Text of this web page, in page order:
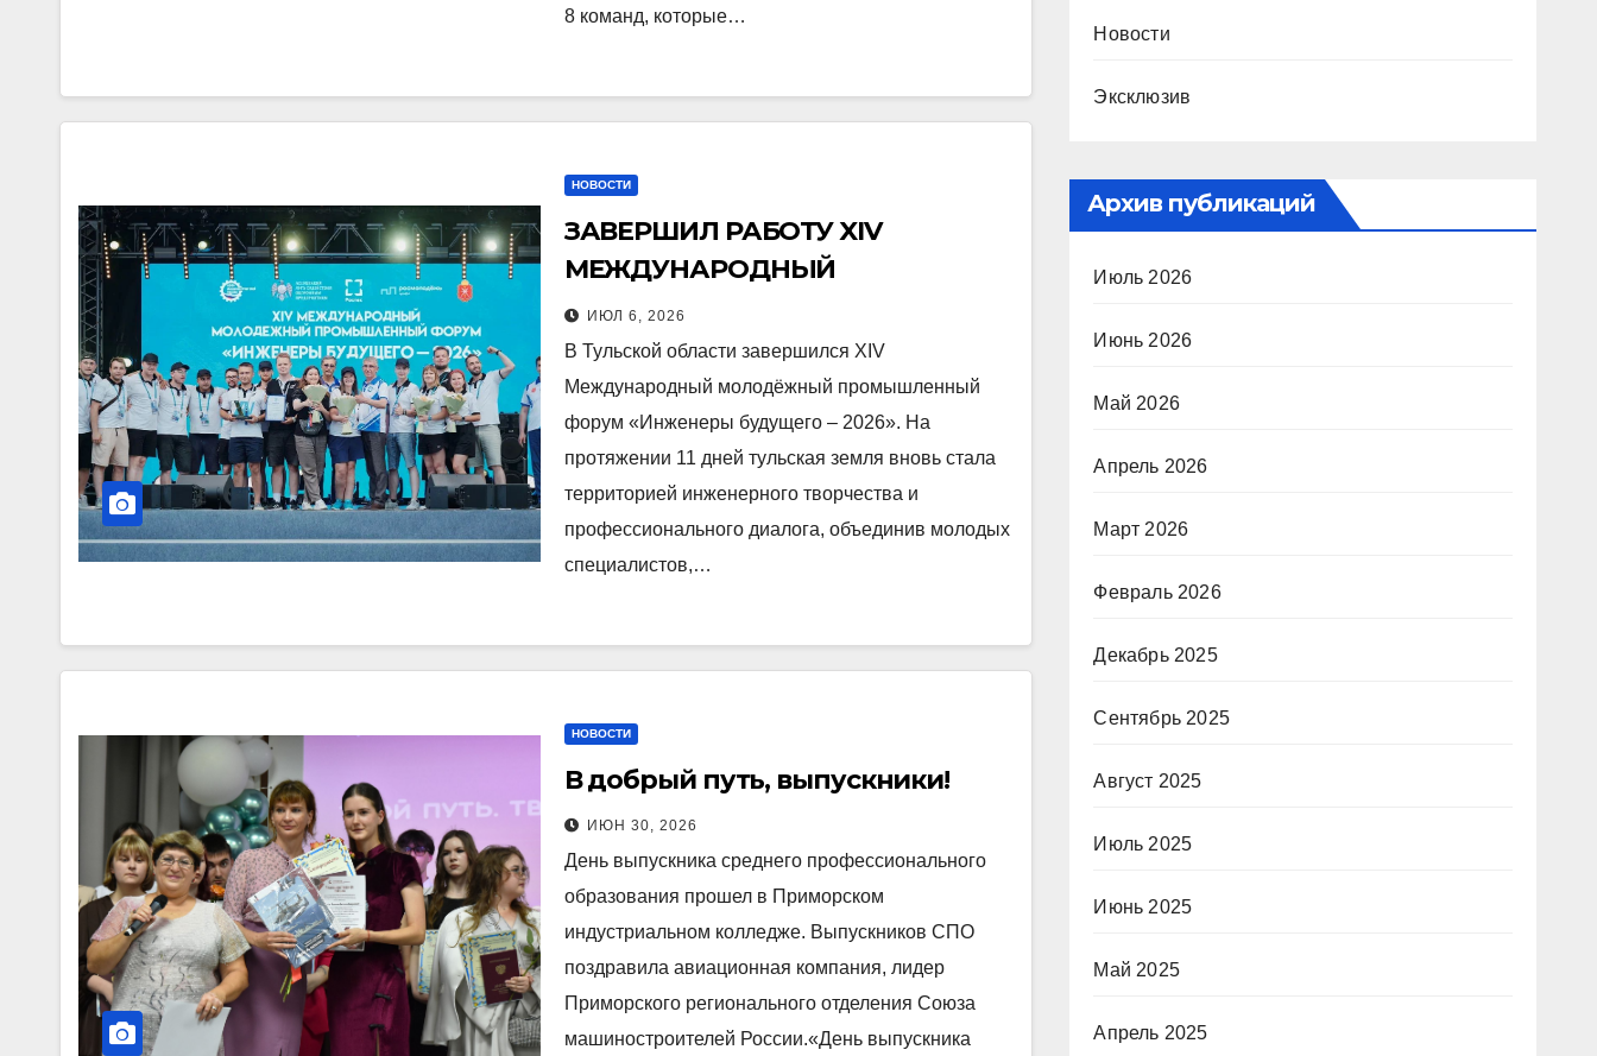
8 команд, которые…
НОВОСТИ
ЗАВЕРШИЛ РАБОТУ XIV
МЕЖДУНАРОДНЫЙ
МОЛОДЁЖНЫЙ
ПРОМЫШЛЕННЫЙ ФОРУМ
«ИНЖЕНЕРЫ БУДУЩЕГО – 2026»
ИЮЛ 6, 2026
В Тульской области завершился XIV
Международный молодёжный промышленный
форум «Инженеры будущего – 2026». На
протяжении 11 дней тульская земля вновь стала
территорией инженерного творчества и
профессионального диалога, объединив молодых
специалистов,…
НОВОСТИ
В добрый путь, выпускники!
ИЮН 30, 2026
День выпускника среднего профессионального
образования прошел в Приморском
индустриальном колледже. Выпускников СПО
поздравила авиационная компания, лидер
Приморского регионального отделения Союза
машиностроителей России.«День выпускника
Новости
Эксклюзив
Архив публикаций
Июль 2026
Июнь 2026
Май 2026
Апрель 2026
Март 2026
Февраль 2026
Декабрь 2025
Сентябрь 2025
Август 2025
Июль 2025
Июнь 2025
Май 2025
Апрель 2025